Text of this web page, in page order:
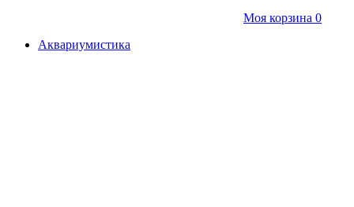
Моя корзина 0
Аквариумистика